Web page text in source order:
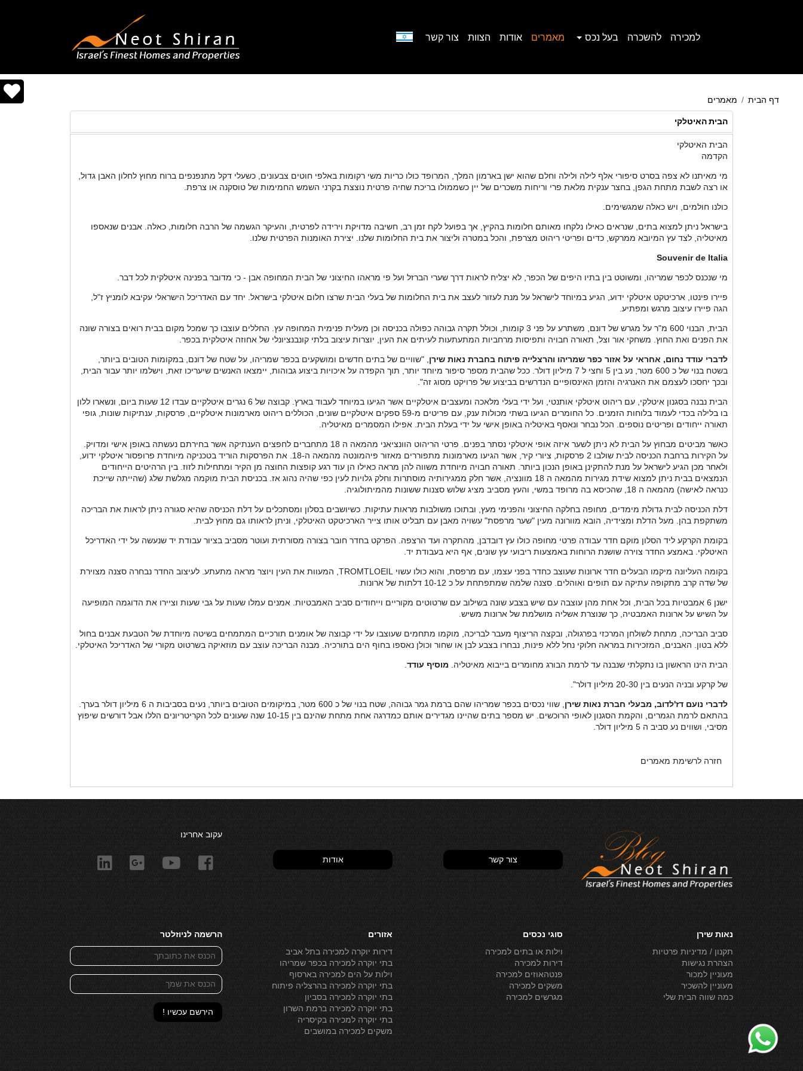
למכירה להשכרה בעל נכס מאמרים אודות הצוות צור קשר
דף הבית מאמרים
הבית האיטלקי
הבית האיטלקי
הקדמה
מי מאיתנו לא צפה בסרט סיפורי אלף לילה ולילה וחלם שהוא ישן בארמון המלך, המרופד כולו כריות משי רקומות באלפי חוטים צבעונים, כשעלי דקל מתנפנפים ברוח מחוץ לחלון האבן גדול,
או רצה לשבת מתחת הגפן, בחצר ענקית מלאת פרי וריחות משכרים של יין כשממולו בריכת שחיה פרטית נוצצת בקרני השמש החמימות של טוסקנה או צרפת.
כולנו חולמים, ויש כאלה שמגשימים.
בישראל ניתן למצוא בתים, שנראים כאילו נלקחו מאותם חלומות בהקיץ, אך בפועל לקח זמן רב, חשיבה מדויקת וירידה לפרטית, והעיקר הגשמה של הרבה חלומות, כאלה. אבנים שנאספו
מאיטליה, לצד עץ המיובא ממרקש, כדים ופריטי ריהוט מצרפת, והכל במטרה וליצור את בית החלומות שלנו. יצירת האומנות הפרטית שלנו.
Souvenir de Italia
מי שנכנס לכפר שמריהו, ומשוטט בין בתיו היפים של הכפר, לא יצליח לראות דרך שערי הברזל ועל פי מראהו החיצוני של הבית המחופה אבן - כי מדובר בפנינה איטלקית לכל דבר.
פיירו פינטו, ארכיטקט איטלקי ידוע, הגיע במיוחד לישראל על מנת לעזור לעצב את בית החלומות של בעלי הבית שרצו חלום איטלקי בישראל. יחד עם האדריכל הישראלי עקיבא לומניץ ז"ל,
הגה פיירו עיצוב מרגש ומפתיע.
הבית, הבנוי 600 מ"ר על מגרש של דונם, משתרע על פני 3 קומות, וכולל תקרה גבוהה כפולה בכניסה וכן מעלית פנימית המחופה עץ. החללים עוצבו כך שמכל מקום בבית רואים בצורה שונה
את הפנים ואת החוץ. משחקי אור וצל, תאורה חבויה ותפיסות מרחביות המתעתעות לעיתים את העין, יוצרות עיצוב בלתי קונבנציונלי של אחוזה איטלקית בכפר.
לדברי עודד נחום, אחראי על אזור כפר שמריהו והרצלייה פיתוח בחברת נאות שירן , "שוויים של בתים חדשים ומושקעים בכפר שמריהו, על שטח של דונם, במקומות הטובים ביותר,
בשטח בנוי של כ 600 מטר, נע בין 5 וחצי ל 7 מיליון דולר. ככל שהבית מספר סיפור מיוחד יותר, תוך הקפדה על איכויות ביצוע גבוהות, יימצאו האנשים שיעריכו זאת, וישלמו יותר עבור הבית,
ובכך יחסכו לעצמם את האנרגיה והזמן האינסופיים הנדרשים בביצוע של פרויקט מסוג זה".
הבית נבנה בסגנון איטלקי, עם ריהוט איטלקי אותנטי, ועל ידי בעלי מלאכה ומעצבים איטלקיים אשר הגיעו במיוחד לעבוד בארץ. קבוצה של 6 נגרים איטלקיים עבדו 12 שעות ביום, ונשארו ללון
בו בלילה בכדי לעמוד בלוחות הזמנים. כל החומרים הגיעו בשתי מכולות ענק, עם פריטים מ-59 ספקים איטלקיים שונים, הכוללים ריהוט מארמונות איטלקיים, פרסקות, ענתיקות שונות, גופי
תאורה ייחודים ופריטים נוספים. הכל נבחר ונאסף באיטליה באופן אישי על ידי בעלת הבית. אפילו המסמרים מאיטליה.
כאשר מביטים מבחוץ על הבית לא ניתן לשער איזה אופי איטלקי נסתר בפנים. פרטי הריהוט הוונציאני מהמאה ה 18 מתחברים לחפצים הענתיקה אשר בחירתם נעשתה באופן אישי ומדויק.
על הקירות ברחבת הכניסה לבית שולבו 2 פרסקות, ציורי קיר, אשר הגיעו מארמונות מתפוררים מאזור פיהמונטה מהמאה ה-18. את הפרסקות הוריד בטכניקה מיוחדת פרופסור איטלקי ידוע,
ולאחר מכן הגיע לישראל על מנת להתקינן באופן הנכון ביותר. תאורה חבויה מיוחדת משווה להן מראה כאילו הן עוד רגע קופצות החוצה מן הקיר ומתחילות לזוז. בין הרהיטים הייחודים
הנמצאים בבית ניתן למצוא שידת מגירות מהמאה ה 18 מוונציה, אשר חלק ממגירותיה מוסתרות וחלק גלויות לעין כפי שהיה נהוג אז. בכניסת הבית מוקמה מגלשת שלג (שהייתה שייכת
כנראה לאישה) מהמאה ה 18, שהכיסא בה מרופד במשי, והעץ מסביב מציג שלוש סצנות ששונות מהמיתולוגיה.
דלת הכניסה לבית גדולת מימדים, מחופה בחלקה החיצוני והפנימי מעץ, ובתוכו משולבות מראות עתיקות. כשיושבים בסלון ומסתכלים על דלת הכניסה שהיא סגורה ניתן לראות את הבריכה
משתקפת בהן. מעל הדלת ומצידיה, הובא מוורונה מעין "שער מרפסת" עשויה מאבן עם תבליט אותו צייר הארכיטקט האיטלקי, וניתן לראותו גם מחוץ לבית.
בקומת הקרקע ליד הסלון מוקם חדר עבודה פרטי מחופה כולו עץ דובדבן, מהתקרה ועד הרצפה. הפרקט בחדר חובר בצורה מסורתית ועוטר מסביב בציור עבודת יד שנעשה על ידי האדריכל
האיטלקי. באמצע החדר צוירה שושנת הרוחות באמצעות ריבועי עץ שונים, אף היא בעבודת יד.
בקומה העליונה מיקמו הבעלים חדר ארונות שעוצב כחדר בפני עצמו, עם מרפסת, והוא כולו עשוי TROMTLOEIL, המעוות את העין ויוצר מראה מתעתע. לעיצוב החדר נבחרה סצנה מצוירת
של שדה קרב מתקופה עתיקה עם תופים ואוהלים. סצנה שלמה שמתפתחת על כ 10-12 דלתות של ארונות.
ישנן 6 אמבטיות בכל הבית, וכל אחת מהן עוצבה עם שיש בצבע שונה בשילוב עם שרטוטים מקוריים וייחודים סביב האמבטיות. אמנים עמלו שעות על גבי שעות וציירו את הדוגמה המופיעה
על השיש על ארונות האמבטיה, כך שנוצרת אשליה מושלמת של ארונות משיש.
סביב הבריכה, מתחת לשולחן המרכזי בפרגולה, ובקצה הריצוף מעבר לבריכה, מוקמו מתחמים שעוצבו על ידי קבוצה של אומנים תורכיים המתמחים בשיטה מיוחדת של הטבעת אבנים בחול
ללא בטון. האבנים, המזכירות במראה חלוקי נחל ללא פינות, נבחרו בצבע לבן או שחור וכולן נאספו בחוף הים בתורכיה. מבנה הבריכה עוצב עם מוזאיקה בשרטוט מקורי של האדריכל האיטלקי.
הבית הינו הראשון בו נתקלתי שנבנה עד לרמת הבורג מחומרים בייבוא מאיטליה. מוסיף עודד
של קרקע ובניה הנעים בין 20-30 מיליון דולר".
לדברי נועם דז'לדוב, מבעלי חברת נאות שירן
, שווי נכסים בכפר שמריהו שהם ברמת גמר גבוהה, שטח בנוי של כ 600 מטר, במיקומים הטובים ביותר, נעים בסביבות ה 6 מיליון דולר בערך.
בהתאם לרמת הגמרים, והקמת הסגנון לאופי הרוכשים. יש מספר בתים שהיינו מגדירים אותם כמדרגה אחת מתחת שהינם בין 10-15 שנה שעונים לכל הקריטריונים הללו אבל דורשים שיפוץ
מסיבי, ושווים נע סביב ה 5 מיליון דולר.
חזרה לרשימת מאמרים
צור קשר אודות
עקוב אחרינו
נאות שירן
תקנון / מדיניות פרטיות
הצהרת נגישות
מעוניין למכור
מעוניין להשכיר
כמה שווה הבית שלי
סוגי נכסים
וילות או בתים למכירה
דירות למכירה
פנטהאוזים למכירה
משקים למכירה
מגרשים למכירה
אזורים
דירות יוקרה למכירה בתל אביב
בתי יוקרה למכירה בכפר שמריהו
וילות על הים למכירה בארסוף
בתי יוקרה למכירה בהרצליה פיתוח
בתי יוקרה למכירה בסביון
בתי יוקרה למכירה ברמת השרון
בתי יוקרה למכירה בקיסריה
משקים למכירה במושבים
הרשמה לניוזלטר
הירשם עכשיו !